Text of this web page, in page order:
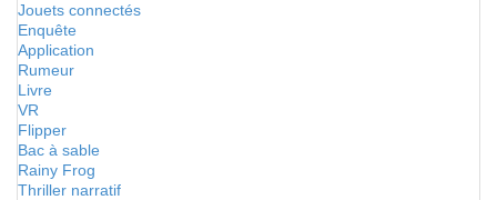
Jouets connectés
Enquête
Application
Rumeur
Livre
VR
Flipper
Bac à sable
Rainy Frog
Thriller narratif